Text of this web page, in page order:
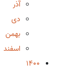
آذر
دی
بهمن
اسفند
1400